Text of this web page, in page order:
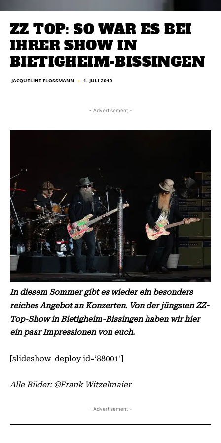
ZZ TOP: SO WAR ES BEI
IHRER SHOW IN
BIETIGHEIM-BISSINGEN
JACQUELINE FLOSSMANN ■ 1. JULI 2019
- Advertisement -
In diesem Sommer gibt es wieder ein besonders
reiches Angebot an Konzerten. Von der jüngsten ZZ-
Top-Show in Bietigheim-Bissingen haben wir hier
ein paar Impressionen von euch.
[slideshow_deploy id=’88001′]
Alle Bilder: ©Frank Witzelmaier
- Advertisement -